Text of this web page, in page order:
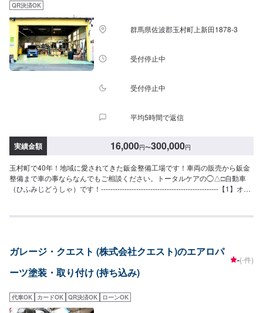
QR決済OK
群馬県佐波郡玉村町上新田1878-3
受付停止中
受付停止中
平均5時間で返信
実績金額 16,000円〜300,000円
玉村町で40年！地域に愛されてきた鈑金整備工場です！車両の販売から鈑金
整備まで車の事ならなんでもご相談ください。トータルケアの◯△□自動車
（ひふみじどうしゃ）です！--------------------------------------------------【1】オフ
ます。車種や状態により納期が前後する場合がございます。予め、ご了承く
ガレージ・クエスト (株式会社クエスト)のエアロパ
ーツ塗装・取り付け (持ち込み)
-(-件)
代車OK カードOK QR決済OK ローンOK